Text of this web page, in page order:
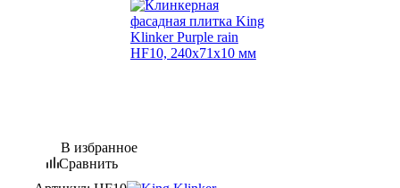
В избранное
Сравнить